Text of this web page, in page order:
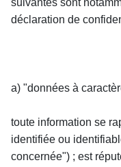
suivantes sont
déclaration de
a) "données à
toute information se
identifiée ou
concernée") ; est